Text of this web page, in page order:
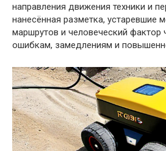
направления движения техники и
нанесённая разметка, устаревшие
маршрутов и человеческий фактор
ошибкам, замедлениям и